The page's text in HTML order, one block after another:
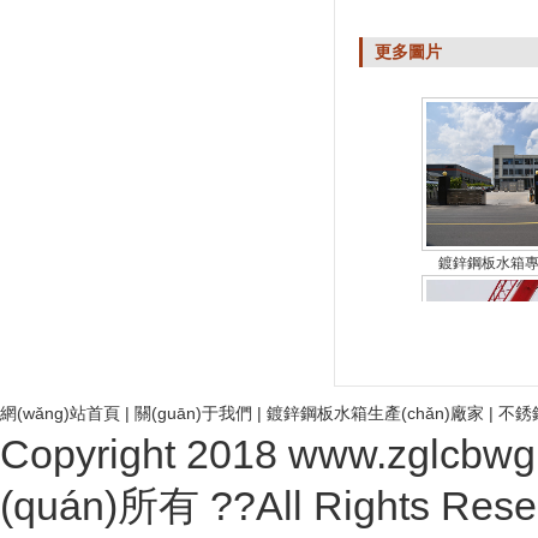
更多圖片
鍍鋅鋼板水箱
鍍鋅鋼板水箱安
網(wǎng)站首頁 | 關(guān)于我們 | 鍍鋅鋼板水箱生產(chǎn)廠家 | 不銹
Copyright 2018
(quán)所有 ??All Rights